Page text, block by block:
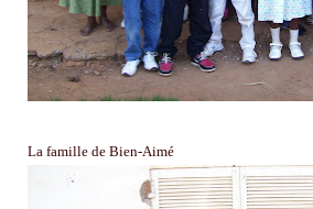
La famille de Bien-Aimé